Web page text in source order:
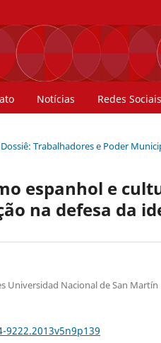
Notícias Redes Sociais
Trabalhadores e Poder
espanhol e
na defesa da
Universidad Nacional de San Martín